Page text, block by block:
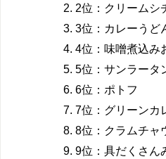
2位：クリームシ
3位：カレーうど
4位：味噌煮込み
5位：サンラータ
6位：ポトフ
7位：グリーンカ
8位：クラムチャ
9位：具だくさん